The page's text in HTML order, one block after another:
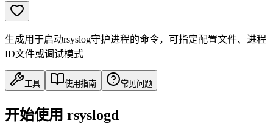
生成用于启动rsyslog守护进程的命令，可指定配置文件、进程
ID文件或调试模式
工具 使用指南 常见问题
开始使用 rsyslogd